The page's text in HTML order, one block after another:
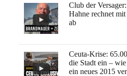
Club der
Hahne rechnet
ab
Ceuta-Krise:
die Stadt ein –
ein neues 2015